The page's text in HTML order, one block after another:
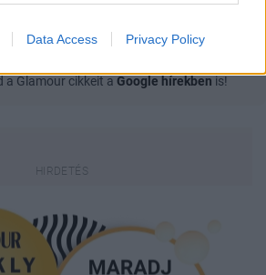
Data Access Privacy Policy
a Glamour cikkeit a Google hírekben is!